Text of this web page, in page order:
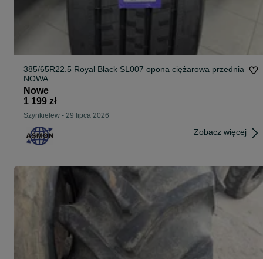
385/65R22.5 Royal Black SL007 opona ciężarowa przednia
NOWA
Nowe
1 199 zł
Szynkielew - 29 lipca 2026
Zobacz więcej